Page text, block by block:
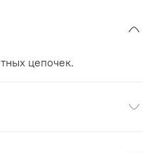
цепочек.